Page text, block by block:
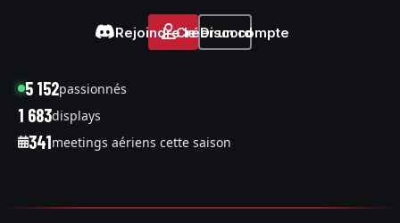
Rejoindre le Discord
Créer un compte
5 152passionnés
1 683displays
341meetings aériens cette saison